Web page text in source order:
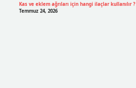
Kas ve eklem ağrıları için hangi ilaçlar kullanılır ?
Temmuz 24, 2026